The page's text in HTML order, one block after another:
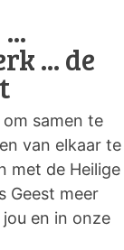
... de
samen te
van elkaar te
met de Heilige
Geest meer
en in onze